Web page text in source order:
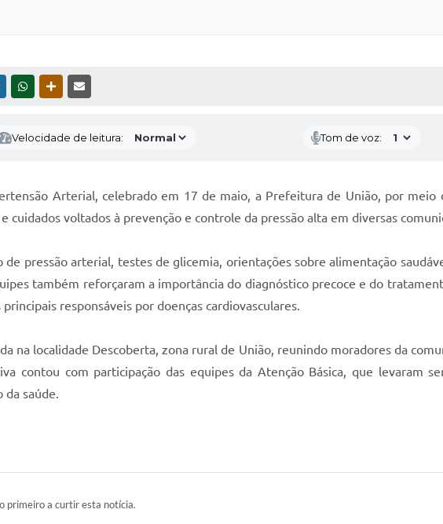
TWITTERWHATSAPPOUTRAS MÍDIAS
Velocidade de leitura: Tom de voz:
Arterial, celebrado em 17 de maio, a Prefeitura de União, por
cuidados voltados à prevenção e controle da pressão alta em diversas
pressão arterial, testes de glicemia, orientações sobre alimentação
também reforçaram a importância do diagnóstico precoce e do
responsáveis por doenças cardiovasculares.
na localidade Descoberta, zona rural de União, reunindo moradores da
contou com participação das equipes da Atenção Básica, que levaram
da saúde.
primeiro a curtir esta notícia.